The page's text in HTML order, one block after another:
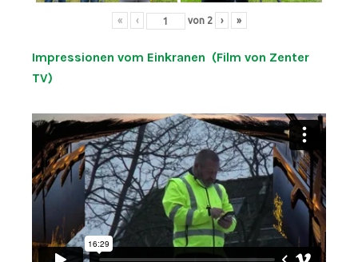
« ‹ von 2 › »
Impressionen vom Einkranen (Film von Zenter
TV)